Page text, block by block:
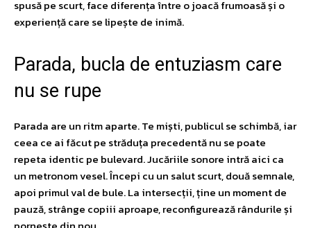
spusă pe scurt, face diferența între o joacă frumoasă și o
experiență care se lipește de inimă.
Parada, bucla de entuziasm care
nu se rupe
Parada are un ritm aparte. Te miști, publicul se schimbă, iar
ceea ce ai făcut pe străduța precedentă nu se poate
repeta identic pe bulevard. Jucăriile sonore intră aici ca
un metronom vesel. Începi cu un salut scurt, două semnale,
apoi primul val de bule. La intersecții, ține un moment de
pauză, strânge copiii aproape, reconfigurează rândurile și